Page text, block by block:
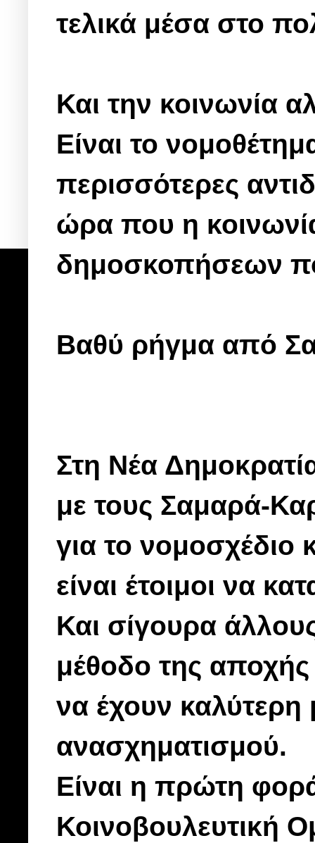
τελικά μέσα στο
Και την κοινωνία
Είναι το
περισσότερες
ώρα που η
δημοσκοπήσεων
Βαθύ ρήγμα από
Στη Νέα
με τους Σαμαρά-
για το
είναι έτοιμοι να
Και σίγουρα
μέθοδο της
να έχουν καλύτερη
ανασχηματισμού.
Είναι η πρώτη
Κοινοβουλευτική